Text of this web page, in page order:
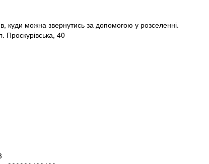
куди можна звернутись за допомогою у розселенні.
40